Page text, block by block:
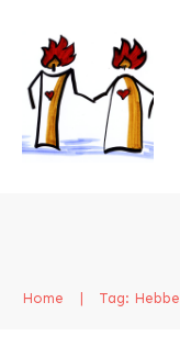
Home Tag: Hebbel